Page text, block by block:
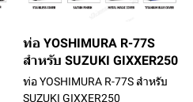
ท่อ YOSHIMURA R-77S
สำหรับ SUZUKI GIXXER250
ท่อ YOSHIMURA R-77S สำหรับ
SUZUKI GIXXER250